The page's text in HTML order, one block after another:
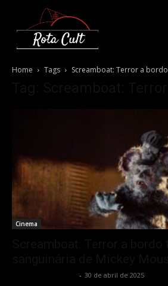
Home Tags Screamboat: Terror a bordo
Cinema
- 30 de abril de 2025